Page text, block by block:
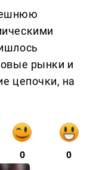
рынки и
цепочки, на
0 0